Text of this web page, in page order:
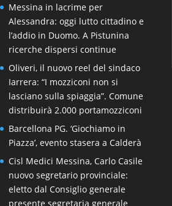
Messina in lacrime per
Alessandra: oggi lutto cittadino e
l’addio in Duomo. A Pistunina
ricerche dispersi continue
Oliveri, il nuovo reel del sindaco
Iarrera: “I mozziconi non si
lasciano sulla spiaggia”. Comune
distribuirà 2.000 portamozziconi
Barcellona PG. ‘Giochiamo in
Piazza’, evento stasera a Calderà
Cisl Medici Messina, Carlo Casile
nuovo segretario provinciale:
eletto dal Consiglio generale
presente segretaria generale